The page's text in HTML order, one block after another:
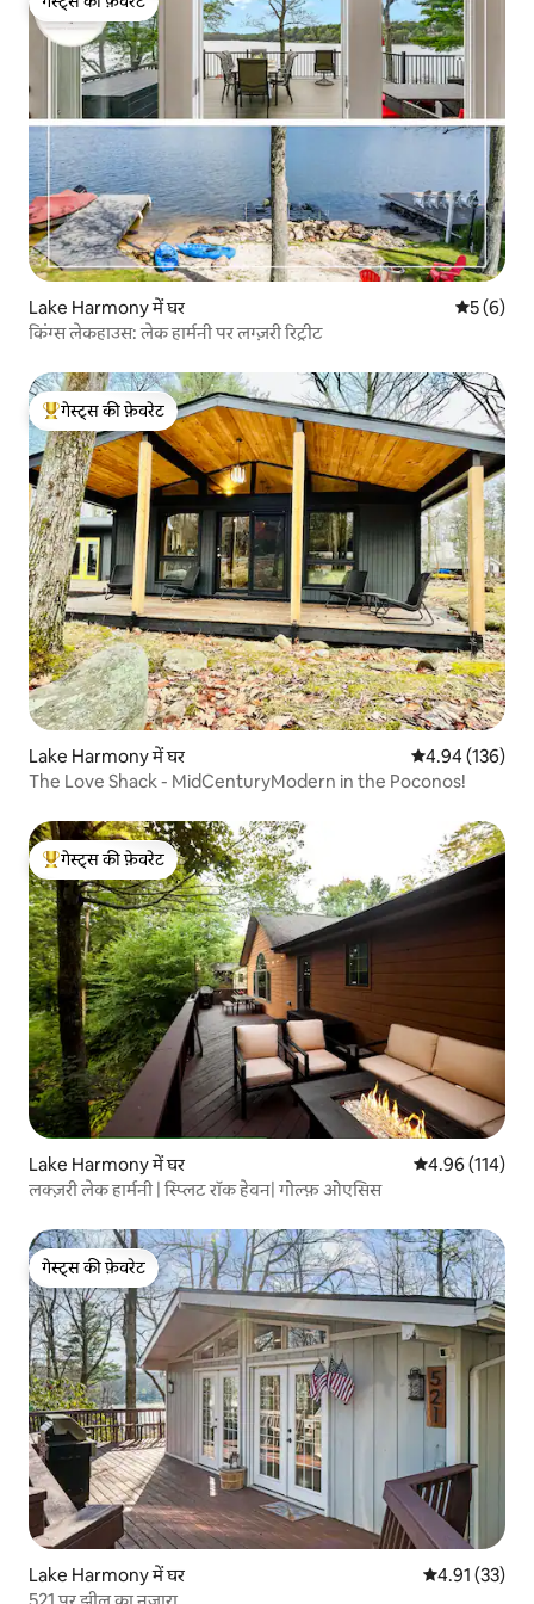
गेस्ट्स की फ़ेवरेट
Lake Harmony में घर औसत रेटिंग
5 (6)
किंग्स लेकहाउस: लेक हार्मनी पर लग्ज़री रिट्रीट
गेस्ट्स का टॉप फ़ेवरेट
गेस्ट्स की फ़ेवरेट
Lake Harmony में घर औसत रेटिंग 5 में से
4.94 (136)
The Love Shack - MidCenturyModern in the Poconos!
गेस्ट्स का टॉप फ़ेवरेट
गेस्ट्स की फ़ेवरेट
Lake Harmony में घर औसत रेटिंग 5 में से
4.96 (114)
लक्ज़री लेक हार्मनी | स्प्लिट रॉक हेवन| गोल्फ़ ओएसिस
गेस्ट्स की फ़ेवरेट
गेस्ट्स की फ़ेवरेट
Lake Harmony में घर औसत रेटिंग 5 में
4.91 (33)
521 पर झील का नज़ारा